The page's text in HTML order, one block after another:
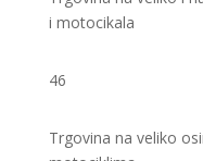
i motocikala
46
Trgovina na veliko